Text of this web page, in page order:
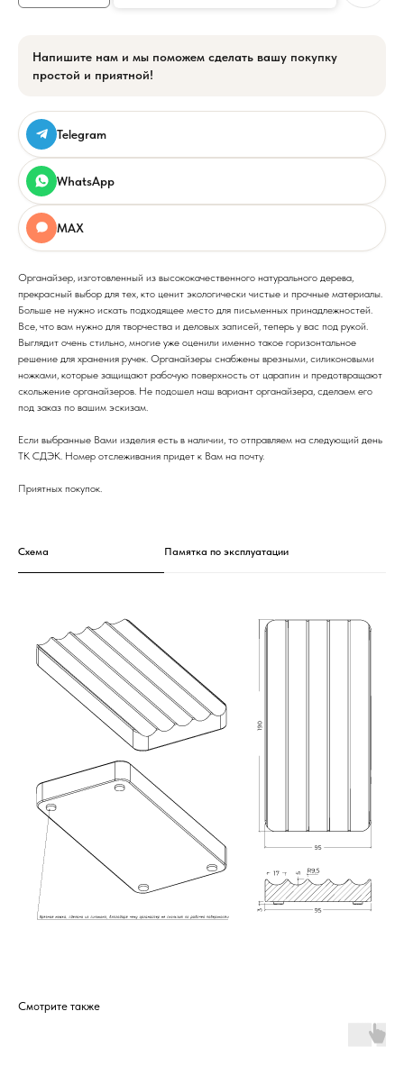
Напишите нам и мы поможем сделать вашу покупку
простой и приятной!
Telegram
WhatsApp
MAX
Органайзер, изготовленный из высококачественного натурального дерева,
прекрасный выбор для тех, кто ценит экологически чистые и прочные материалы.
Больше не нужно искать подходящее место для письменных принадлежностей.
Все, что вам нужно для творчества и деловых записей, теперь у вас под рукой.
Выглядит очень стильно, многие уже оценили именно такое горизонтальное
решение для хранения ручек. Органайзеры снабжены врезными, силиконовыми
ножками, которые защищают рабочую поверхность от царапин и предотвращают
скольжение органайзеров. Не подошел наш вариант органайзера, сделаем его
под заказ по вашим эскизам.
Если выбранные Вами изделия есть в наличии, то отправляем на следующий день
ТК СДЭК. Номер отслеживания придет к Вам на почту.
Приятных покупок.
Схема Памятка по эксплуатации
Смотрите также